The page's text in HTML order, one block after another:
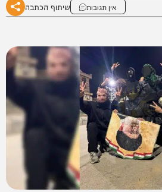
אין תגובות שיתוף הכתבה